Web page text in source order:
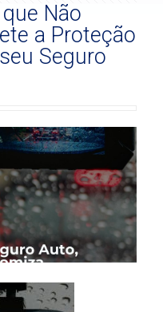
Não
a Proteção
Seguro